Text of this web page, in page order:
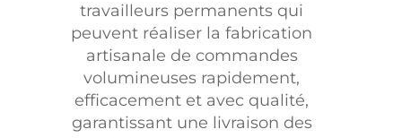
travailleurs permanents qui
peuvent réaliser la fabrication
artisanale de commandes
volumineuses rapidement,
efficacement et avec qualité,
garantissant une livraison des